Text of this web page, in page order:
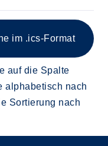
diesen Kurs
im .ics-Format
auf die Spalte
alphabetisch nach
Sortierung nach